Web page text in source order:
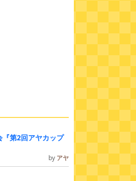
第2回アヤカップ
by アヤ